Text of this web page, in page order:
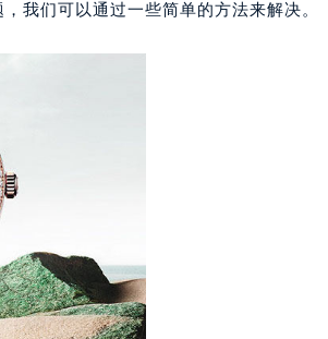
我们可以通过一些简单的方法来解决。